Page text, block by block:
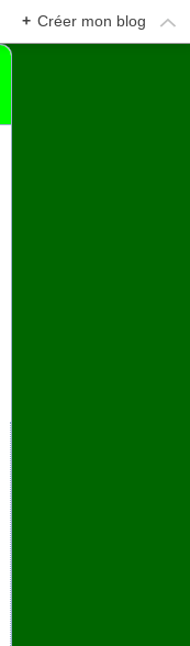
+ Créer mon blog